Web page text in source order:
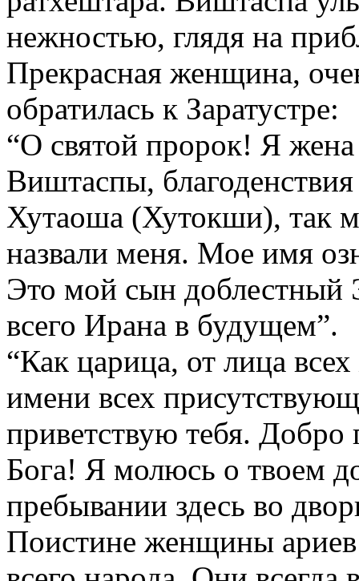
нежностью, глядя на
Прекрасная женщина,
обратилась к Заратустре:
“О святой пророк! Я жена
Виштаспы,
Хутаоша (Хутокши), так
назвали меня. Мое имя
Это мой сын доблестный
всего Ирана в будущем”.
“Как царица, от лица
имени всех
приветствую тебя. Добро
Бога! Я молюсь о твоем
пребывании здесь во
Поистине женщины